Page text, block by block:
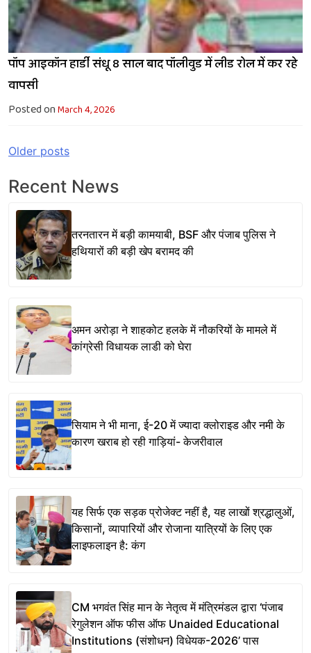
पॉप आइकॉन हार्डी संधू 8 साल बाद पॉलीवुड में लीड रोल में कर रहे
वापसी
Posted onMarch 4, 2026
Posts
Older posts
Recent News
तरनतारन में बड़ी कामयाबी, BSF और पंजाब पुलिस ने
हथियारों की बड़ी खेप बरामद की
अमन अरोड़ा ने शाहकोट हलके में नौकरियों के मामले में
कांग्रेसी विधायक लाडी को घेरा
सियाम ने भी माना, ई-20 में ज्यादा क्लोराइड और नमी के
कारण खराब हो रही गाड़ियां- केजरीवाल
यह सिर्फ एक सड़क प्रोजेक्ट नहीं है, यह लाखों श्रद्धालुओं,
किसानों, व्यापारियों और रोजाना यात्रियों के लिए एक
लाइफलाइन है: कंग
CM भगवंत सिंह मान के नेतृत्व में मंत्रिमंडल द्वारा ‘पंजाब
रेगुलेशन ऑफ फीस ऑफ Unaided Educational
Institutions (संशोधन) विधेयक-2026’ पास